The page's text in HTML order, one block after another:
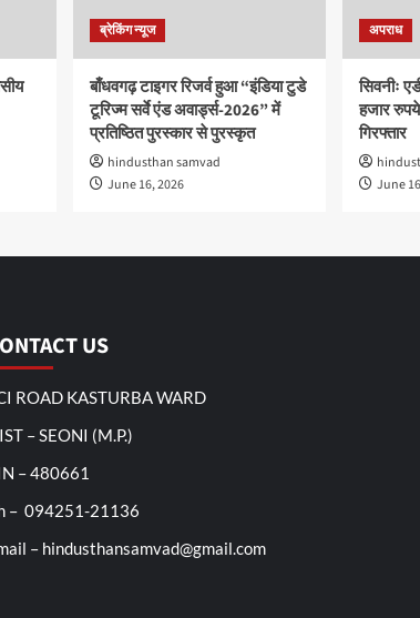
ब्रेकिंग न्यूज
बाँधवगढ़ टाइगर रिजर्व हुआ “इंडिया टुडे
टूरिज्म सर्वे एंड अवार्ड्स-2026” में
प्रतिष्ठित पुरस्कार से पुरस्कृत
hindusthan samvad
June 16, 2026
अपराध
सिवनीः
हजार
गिरफ्तार
June
US
ROAD KASTURBA WARD
– SEONI (M.P.)
– 480661
– 094251-21136
– hindusthansamvad@gmail.com